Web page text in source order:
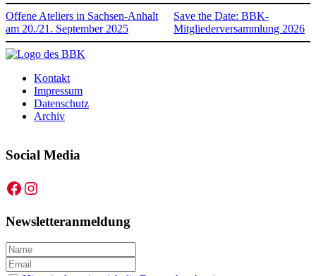
Offene Ateliers in Sachsen-Anhalt
am 20./21. September 2025
Save the Date: BBK-
Mitgliederversammlung 2026
Kontakt
Impressum
Datenschutz
Archiv
Social Media
Facebook
Instagram
Newsletteranmeldung